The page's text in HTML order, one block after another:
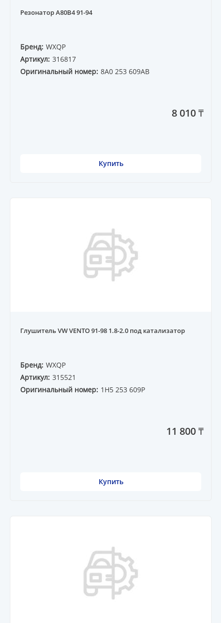
Резонатор A80B4 91-94
Бренд: WXQP
Артикул: 316817
Оригинальный номер: 8A0 253 609AB
8 010 ₸
Купить
Глушитель VW VENTO 91-98 1.8-2.0 под катализатор
Бренд: WXQP
Артикул: 315521
Оригинальный номер: 1H5 253 609P
11 800 ₸
Купить